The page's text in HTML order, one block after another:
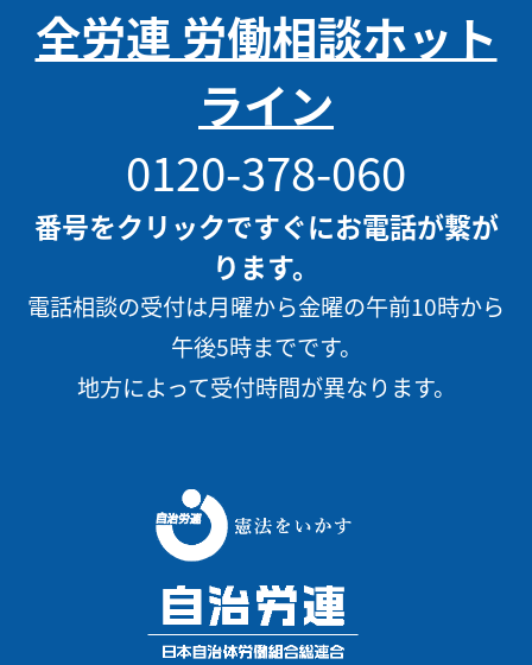
全労連 労働相談ホット
ライン
0120-378-060
番号をクリックですぐにお電話が繋が
ります。
電話相談の受付は月曜から金曜の午前10時から
午後5時までです。
地方によって受付時間が異なります。